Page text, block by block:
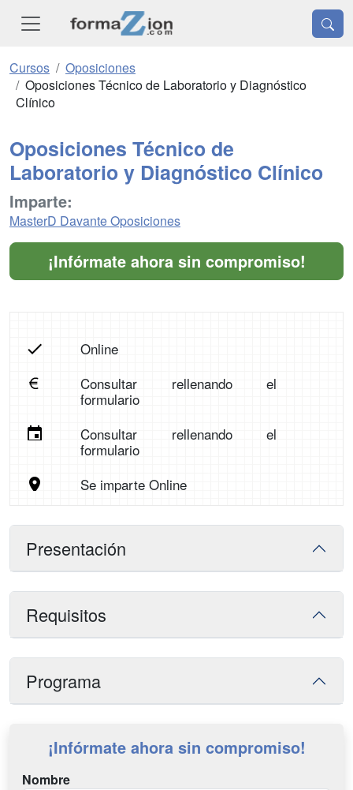
Cursos
Oposiciones
Oposiciones Técnico de Laboratorio y Diagnóstico
Clínico
Oposiciones Técnico de
Laboratorio y Diagnóstico Clínico
Imparte:
MasterD Davante Oposiciones
¡Infórmate ahora sin compromiso!
Online
Consultar rellenando el
formulario
Consultar rellenando el
formulario
Se imparte Online
Presentación
Requisitos
Programa
¡Infórmate ahora sin compromiso!
Nombre